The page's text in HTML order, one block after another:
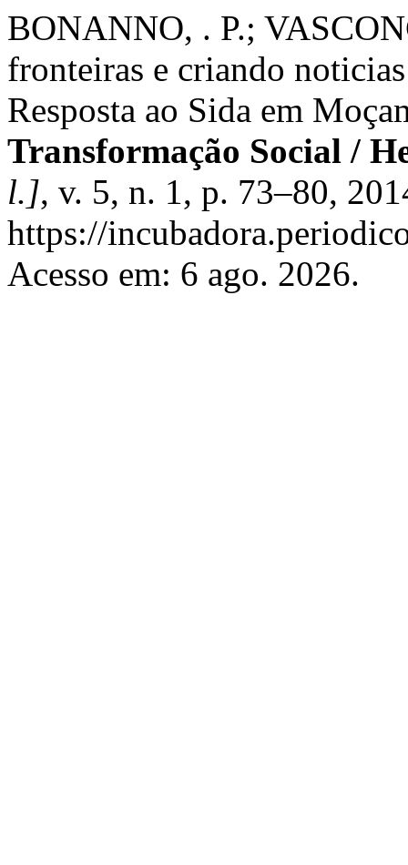
BONANNO, . P.;
fronteiras e criando
Resposta ao Sida em
Transformação Social /
l.], v. 5, n. 1, p. 73–80,
https://
Acesso em: 6 ago. 2026.